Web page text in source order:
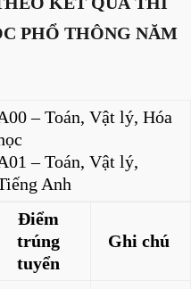
PHỔ THÔNG NĂM
– Toán, Vật lý, Hóa
– Toán, Vật lý,
Anh
Điểm
trúng
tuyển
Ghi chú